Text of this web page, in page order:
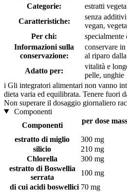
Categorie:
estratti
Caratteristiche:
senza
vegan,
Per chi:
specialmente
Informazioni sulla
conservazione:
conservare
al riparo
Adatto per:
vitalità e
pelle, unghie
i Gli integratori alimentari non vanno
dieta varia ed equilibrata. Tenere fuori
Non superare il dosaggio giornaliero
Componenti
Componenti
per dose
estratto di miglio
300 mg
silicio
210 mg
Chlorella
300 mg
estratto di Boswellia
serrata
100 mg
di cui acidi boswellici 70 mg